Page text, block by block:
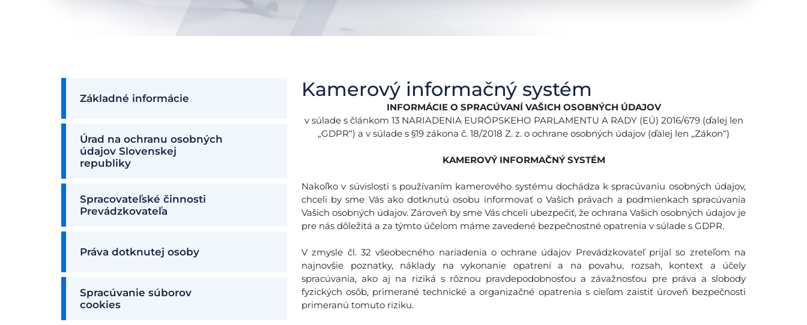
Základné informácie
Úrad na ochranu osobných
údajov Slovenskej
republiky
Spracovateľské činnosti
Prevádzkovateľa
Práva dotknutej osoby
Spracúvanie súborov
cookies
Kamerový informačný systém
INFORMÁCIE O SPRACÚVANÍ VAŠICH OSOBNÝCH ÚDAJOV
v súlade s článkom 13 NARIADENIA EURÓPSKEHO PARLAMENTU A RADY (EÚ) 2016/679 (ďalej len
„GDPR“) a v súlade s §19 zákona č. 18/2018 Z. z. o ochrane osobných údajov (ďalej len „Zákon“)
KAMEROVÝ INFORMAČNÝ SYSTÉM
Nakoľko v súvislosti s používaním kamerového systému dochádza k spracúvaniu osobných údajov,
chceli by sme Vás ako dotknutú osobu informovať o Vašich právach a podmienkach spracúvania
Vašich osobných údajov. Zároveň by sme Vás chceli ubezpečiť, že ochrana Vašich osobných údajov je
pre nás dôležitá a za týmto účelom máme zavedené bezpečnostné opatrenia v súlade s GDPR.
V zmysle čl. 32 všeobecného nariadenia o ochrane údajov Prevádzkovateľ prijal so zreteľom na
najnovšie poznatky, náklady na vykonanie opatrení a na povahu, rozsah, kontext a účely
spracúvania, ako aj na riziká s rôznou pravdepodobnosťou a závažnosťou pre práva a slobody
fyzických osôb, primerané technické a organizačné opatrenia s cieľom zaistiť úroveň bezpečnosti
primeranú tomuto riziku.